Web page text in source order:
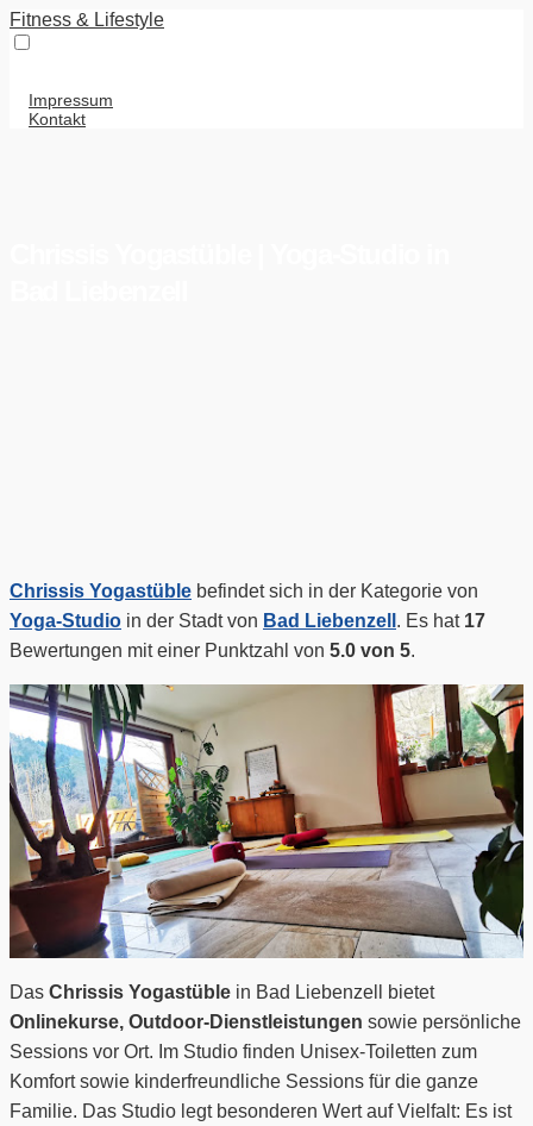
Fitness & Lifestyle
Impressum
Kontakt
Chrissis Yogastüble befindet sich in der Kategorie von
Yoga-Studio in der Stadt von Bad Liebenzell . Es hat 17
Bewertungen mit einer Punktzahl von 5.0 von 5.
Das Chrissis Yogastüble in Bad Liebenzell bietet
Onlinekurse, Outdoor‑Dienstleistungen sowie persönliche
Sessions vor Ort. Im Studio finden Unisex‑Toiletten zum
Komfort sowie kinderfreundliche Sessions für die ganze
Familie. Das Studio legt besonderen Wert auf Vielfalt: Es ist